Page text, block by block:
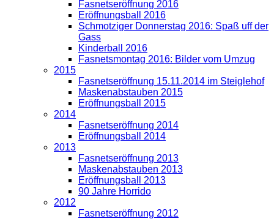
Fasnetseröffnung 2016
Eröffnungsball 2016
Schmotziger Donnerstag 2016: Spaß uff der
Gass
Kinderball 2016
Fasnetsmontag 2016: Bilder vom Umzug
2015
Fasnetseröffnung 15.11.2014 im Steiglehof
Maskenabstauben 2015
Eröffnungsball 2015
2014
Fasnetseröffnung 2014
Eröffnungsball 2014
2013
Fasnetseröffnung 2013
Maskenabstauben 2013
Eröffnungsball 2013
90 Jahre Horrido
2012
Fasnetseröffnung 2012